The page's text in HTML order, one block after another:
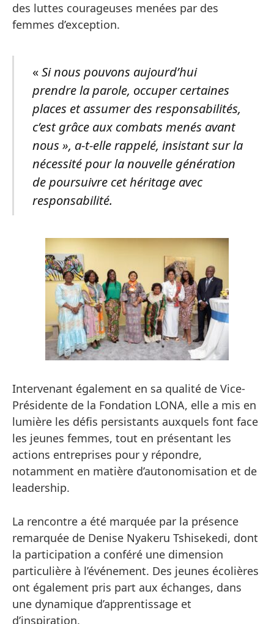
des luttes courageuses menées par des
femmes d’exception.
«Si nous pouvons aujourd’hui
prendre la parole, occuper certaines
places et assumer des responsabilités,
c’est grâce aux combats menés avant
nous », a-t-elle rappelé, insistant sur la
nécessité pour la nouvelle génération
de poursuivre cet héritage avec
responsabilité.
Intervenant également en sa qualité de Vice-
Présidente de la Fondation LONA, elle a mis en
lumière les défis persistants auxquels font face
les jeunes femmes, tout en présentant les
actions entreprises pour y répondre,
notamment en matière d’autonomisation et de
leadership.
La rencontre a été marquée par la présence
remarquée de Denise Nyakeru Tshisekedi, dont
la participation a conféré une dimension
particulière à l’événement. Des jeunes écolières
ont également pris part aux échanges, dans
une dynamique d’apprentissage et
d’inspiration.